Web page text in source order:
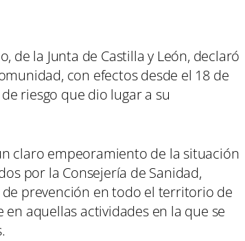
de la Junta de Castilla y León, declaró
con efectos desde el 18 de
riesgo que dio lugar a su
claro empeoramiento de la situación
por la Consejería de Sanidad,
prevención en todo el territorio de
aquellas actividades en la que se